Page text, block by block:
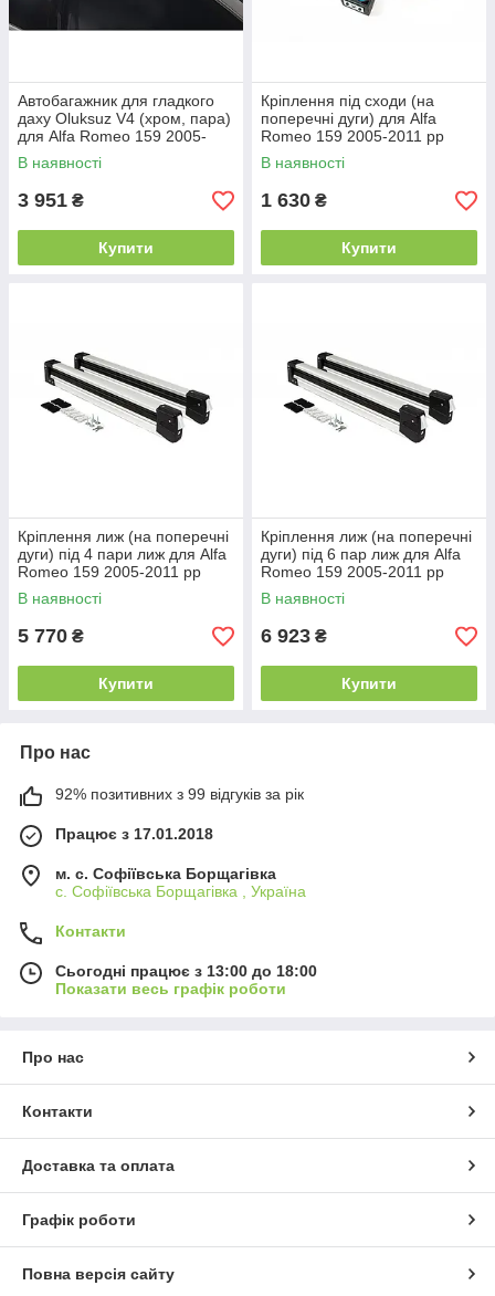
Автобагажник для гладкого
даху Oluksuz V4 (хром, пара)
для Alfa Romeo 159 2005-
2011 рр
В наявності
3 951 ₴
Купити
Кріплення під сходи (на
поперечні дуги) для Alfa
Romeo 159 2005-2011 рр
В наявності
1 630 ₴
Купити
Кріплення лиж (на поперечні
дуги) під 4 пари лиж для Alfa
Romeo 159 2005-2011 рр
В наявності
5 770 ₴
Купити
Кріплення лиж (на поперечні
дуги) під 6 пар лиж для Alfa
Romeo 159 2005-2011 рр
В наявності
6 923 ₴
Купити
Про нас
92% позитивних з 99 відгуків за рік
Працює з 17.01.2018
м. c. Софіївська Борщагівка
c. Софіївська Борщагівка , Україна
Контакти
Сьогодні працює з 13:00 до 18:00
Показати весь графік роботи
Про нас
Контакти
Доставка та оплата
Графік роботи
Повна версія сайту